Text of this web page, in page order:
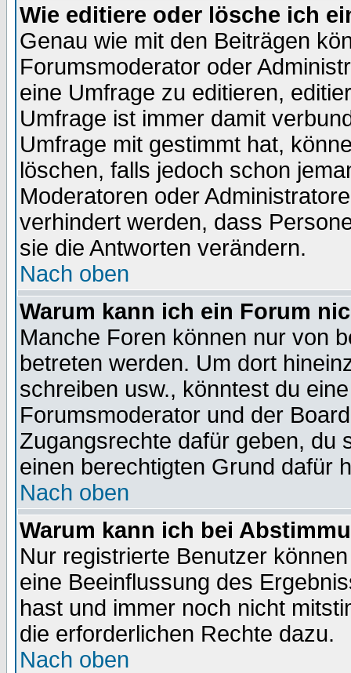
Wie editiere oder lösche ich
Genau wie mit den Beiträgen
Forumsmoderator oder
eine Umfrage zu editieren,
Umfrage ist immer damit
Umfrage mit gestimmt hat,
löschen, falls jedoch schon
Moderatoren oder
verhindert werden, dass
sie die Antworten verändern.
Nach oben
Warum kann ich ein Forum
Manche Foren können nur von
betreten werden. Um dort
schreiben usw., könntest du
Forumsmoderator und der
Zugangsrechte dafür geben, du
einen berechtigten Grund dafür
Nach oben
Warum kann ich bei
Nur registrierte Benutzer
eine Beeinflussung des
hast und immer noch nicht
die erforderlichen Rechte dazu.
Nach oben